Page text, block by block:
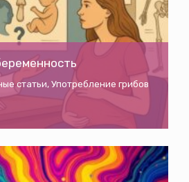
статьи, Употребление грибов